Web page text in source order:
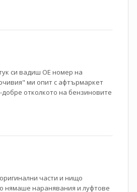
си вадиш ОЕ номер на
ми опит с афтърмаркет
отколкото на бензиновите
части и нищо
нямаше наранявания и луфтове